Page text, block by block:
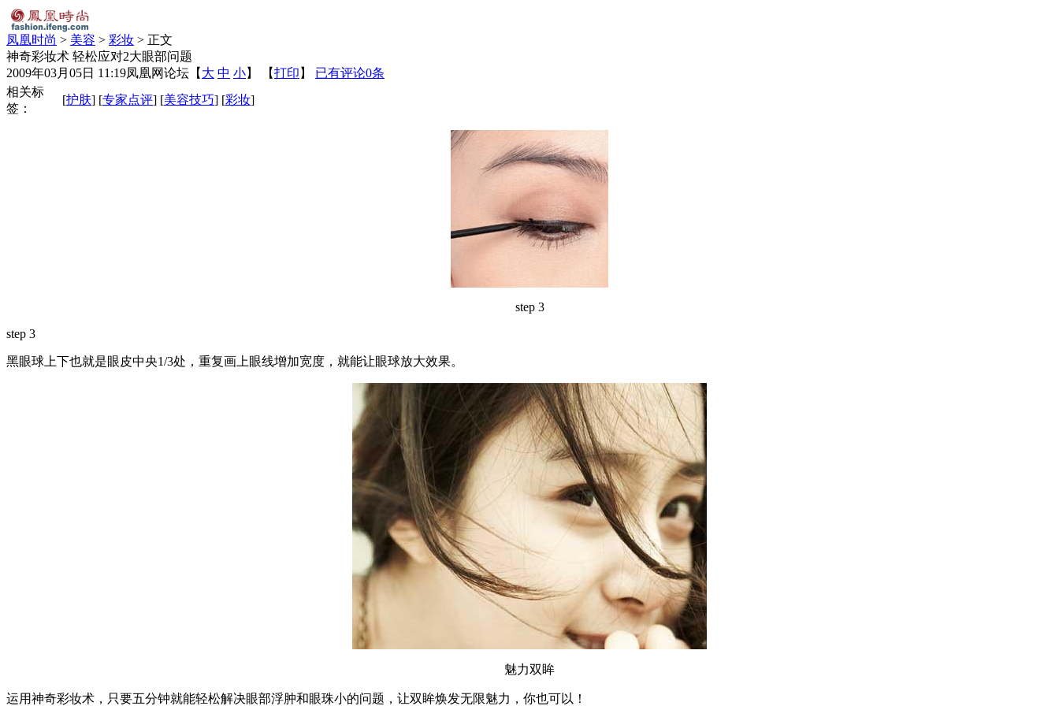
凤凰时尚 > 美容 > 彩妆 > 正文
神奇彩妆术 轻松应对2大眼部问题
2009年03月05日 11:19凤凰网论坛 【 大 中 小】 【打印 】 已有评论0条
相关标
签：
[护肤] [专家点评] [美容技巧] [彩妆]
step 3
step 3
黑眼球上下也就是眼皮中央1/3处，重复画上眼线增加宽度，就能让眼球放大效果。
魅力双眸
运用神奇彩妆术，只要五分钟就能轻松解决眼部浮肿和眼珠小的问题，让双眸焕发无限魅力，你也可以！